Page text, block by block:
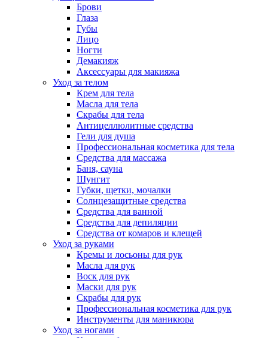
Брови
Глаза
Губы
Лицо
Ногти
Демакияж
Аксессуары для макияжа
Уход за телом
Крем для тела
Масла для тела
Скрабы для тела
Антицеллюлитные средства
Гели для душа
Профессиональная косметика для тела
Средства для массажа
Баня, сауна
Шунгит
Губки, щетки, мочалки
Солнцезащитные средства
Средства для ванной
Средства для депиляции
Средства от комаров и клещей
Уход за руками
Кремы и лосьоны для рук
Масла для рук
Воск для рук
Маски для рук
Скрабы для рук
Профессиональная косметика для рук
Инструменты для маникюра
Уход за ногами